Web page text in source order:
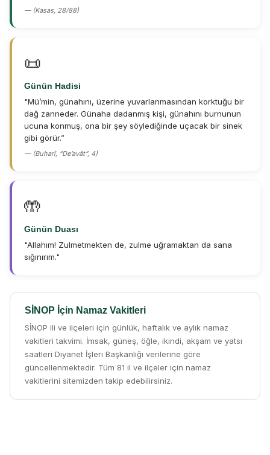
— (Kasas, 28/88)
📜
Günün Hadisi
"Mü’min, günahını, üzerine yuvarlanmasından korktuğu bir
dağ zanneder. Günaha dadanmış kişi, günahını burnunun
ucuna konmuş, ona bir şey söylediğinde uçacak bir sinek
gibi görür.”
— (Buharî, “De’avât”, 4)
🤲
Günün Duası
"Allahım! Zulmetmekten de, zulme uğramaktan da sana
sığınırım."
SİNOP İçin Namaz Vakitleri
SİNOP ili ve ilçeleri için günlük, haftalık ve aylık namaz
vakitleri takvimi. İmsak, güneş, öğle, ikindi, akşam ve yatsı
saatleri Diyanet İşleri Başkanlığı verilerine göre
güncellenmektedir. Tüm 81 il ve ilçeler için namaz
vakitlerini sitemizden takip edebilirsiniz.